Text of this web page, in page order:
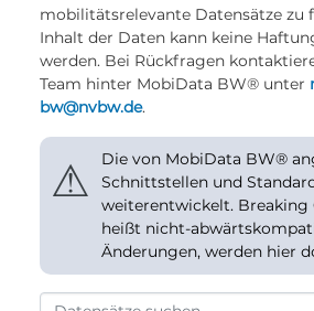
mobilitätsrelevante Datensätze zu
Inhalt der Daten kann keine
werden. Bei Rückfragen
Team hinter MobiData BW® unter
bw@nvbw.de.
⚠
Die von MobiData BW®
Schnittstellen und
weiterentwickelt. Breaking
heißt nicht-
Änderungen, werden hier